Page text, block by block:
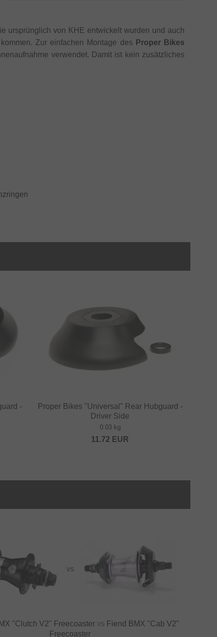
ursprünglich von KHE entwickelt wurden und auch
Zur einfachen Montage des Proper Bikes
verwendet. Damit ist kein zusätzliches
-
Proper Bikes "Universal" Rear Hubguard -
Driver Side
0.03 kg
11.72 EUR
VS
"Clutch V2" Freecoaster vs Fiend BMX "Cab V2"
Freecoaster